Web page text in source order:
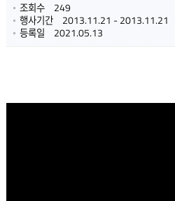
조회수
249
행사기간
2013.11.21 - 2013.11.21
등록일
2021.05.13